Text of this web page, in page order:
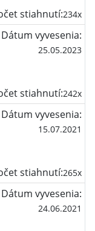
stiahnutí:234x
Dátum vyvesenia:
25.05.2023
stiahnutí:242x
Dátum vyvesenia:
15.07.2021
stiahnutí:265x
Dátum vyvesenia:
24.06.2021